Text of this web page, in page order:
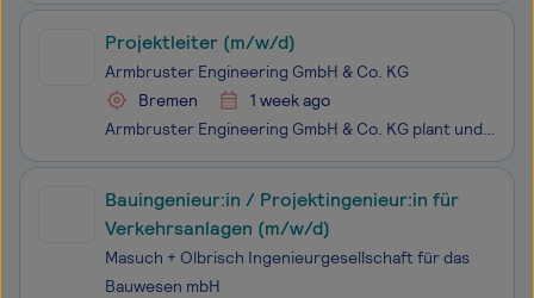
Projektleiter (m/w/d)
Armbruster Engineering GmbH & Co. KG
Bremen
1 week ago
Armbruster Engineering GmbH & Co. KG plant und entwickelt intelligente Arbeitsplätze für die manuelle Produktion in der industriellen Umgebung großer und mittlerer Unternehmen. Spezialisiert ist das Unternehmen auf die Entwicklung und Installation von Soft- und zugehöriger Hardware zur Überwachung u
Bauingenieur:in / Projektingenieur:in für
Verkehrsanlagen (m/w/d)
Masuch + Olbrisch Ingenieurgesellschaft für das
Bauwesen mbH